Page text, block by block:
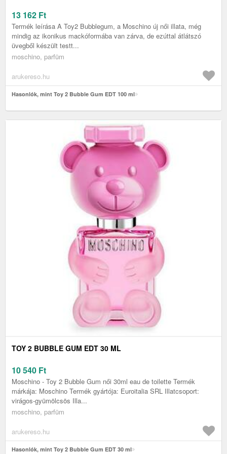
13 162 Ft
Termék leírása A Toy2 Bubblegum, a Moschino új női illata, még
mindig az ikonikus mackóformába van zárva, de ezúttal átlátszó
üvegből készült testt...
moschino, parfüm
arukereso.hu
Hasonlók, mint Toy 2 Bubble Gum EDT 100 ml
TOY 2 BUBBLE GUM EDT 30 ML
10 540 Ft
Moschino - Toy 2 Bubble Gum női 30ml eau de toilette Termék
márkája: Moschino Termék gyártója: Euroitalia SRL Illatcsoport:
virágos-gyümölcsös Illa...
moschino, parfüm
arukereso.hu
Hasonlók, mint Toy 2 Bubble Gum EDT 30 ml